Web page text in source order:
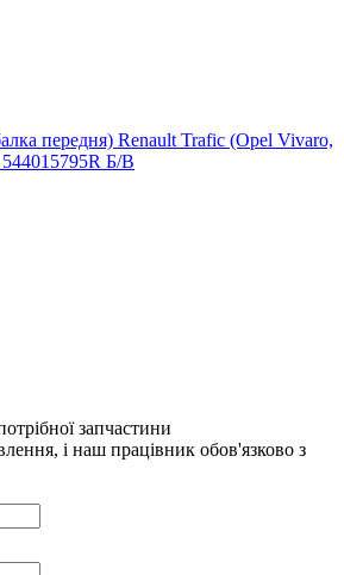
передня) Renault Trafic (Opel Vivaro,
Б/В
запчастини
і наш працівник обов'язково з